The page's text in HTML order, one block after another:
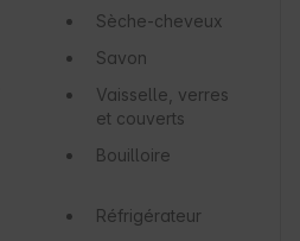
Sèche-cheveux
Savon
Vaisselle, verres
et couverts
Bouilloire
Réfrigérateur